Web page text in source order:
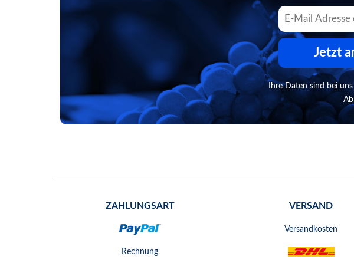
Jetzt
Ihre Daten sind bei
ZAHLUNGSART
Rechnung
VERSAND
Versandkosten